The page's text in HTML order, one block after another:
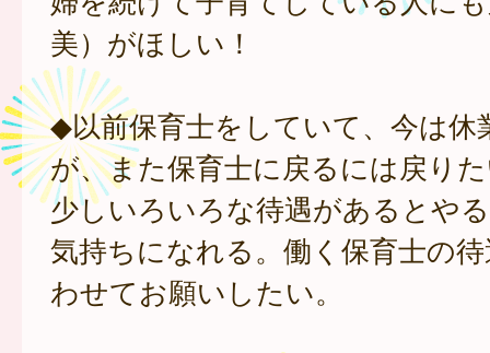
美）がほしい！
◆以前保育士をしていて、今は休
が、また保育士に戻るには戻り
少しいろいろな待遇があるとや
気持ちになれる。働く保育士の
わせてお願いしたい。